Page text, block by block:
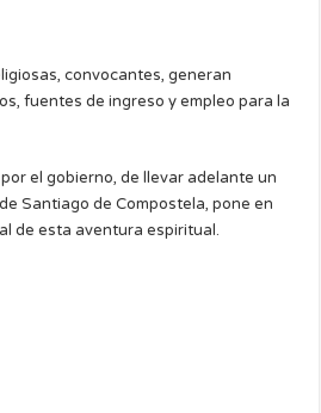
convocantes, generan
fuentes de ingreso y empleo para la
el gobierno, de llevar adelante un
Santiago de Compostela, pone en
de esta aventura espiritual.